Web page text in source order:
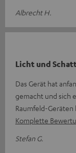
Albrecht H.
Licht und
Das Gerät hat
gemacht und sich
Raumfeld-Geräten
Komplette
Stefan G.